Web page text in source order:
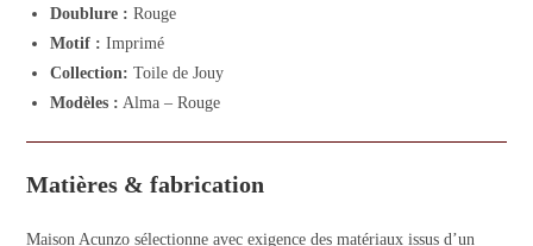
Doublure : Rouge
Motif : Imprimé
Collection: Toile de Jouy
Modèles : Alma – Rouge
Matières & fabrication
Maison Acunzo sélectionne avec exigence des matériaux issus d’un